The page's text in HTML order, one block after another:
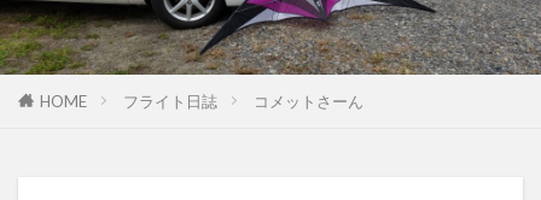
HOME フライト日誌 コメットさーん